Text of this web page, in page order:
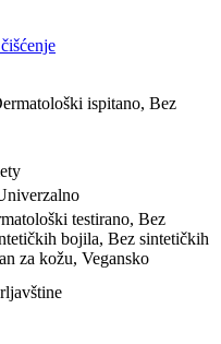
ispitano, Bez
testirano, Bez
bojila, Bez sintetičkih
za kožu, Vegansko